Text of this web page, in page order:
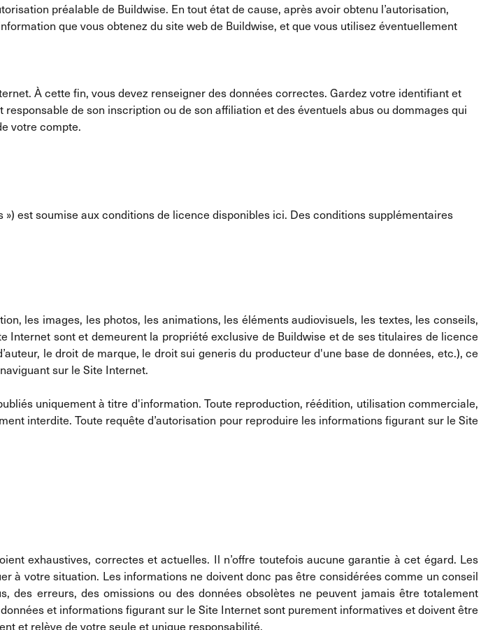
préalable de Buildwise. En tout état de cause, après avoir obtenu l’autorisation,
que vous obtenez du site web de Buildwise, et que vous utilisez éventuellement
À cette fin, vous devez renseigner des données correctes. Gardez votre identifiant et
de son inscription ou de son affiliation et des éventuels abus ou dommages qui
votre compte.
est soumise aux conditions de licence disponibles ici. Des conditions supplémentaires
les images, les photos, les animations, les éléments audiovisuels, les textes, les conseils,
sont et demeurent la propriété exclusive de Buildwise et de ses titulaires de licence
le droit de marque, le droit sui generis du producteur d'une base de données, etc.), ce
sur le Site Internet.
uniquement à titre d'information. Toute reproduction, réédition, utilisation commerciale,
interdite. Toute requête d’autorisation pour reproduire les informations figurant sur le Site
exhaustives, correctes et actuelles. Il n’offre toutefois aucune garantie à cet égard. Les
à votre situation. Les informations ne doivent donc pas être considérées comme un conseil
des erreurs, des omissions ou des données obsolètes ne peuvent jamais être totalement
et informations figurant sur le Site Internet sont purement informatives et doivent être
et relève de votre seule et unique responsabilité.